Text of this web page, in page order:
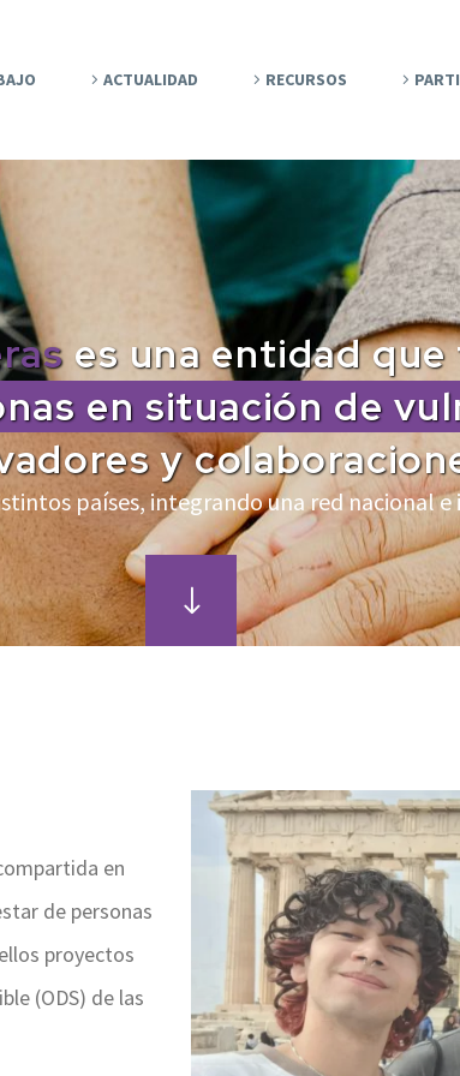
ACTUALIDAD RECURSOS
es una entidad
en situación de
y
países, integrando una red nacional
en
de personas
proyectos
(ODS) de las